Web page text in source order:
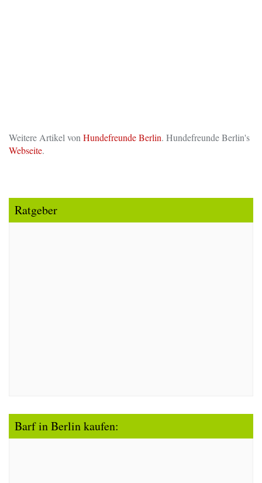
Weitere Artikel von Hundefreunde Berlin. Hundefreunde Berlin's
Webseite.
Ratgeber
Barf in Berlin kaufen: